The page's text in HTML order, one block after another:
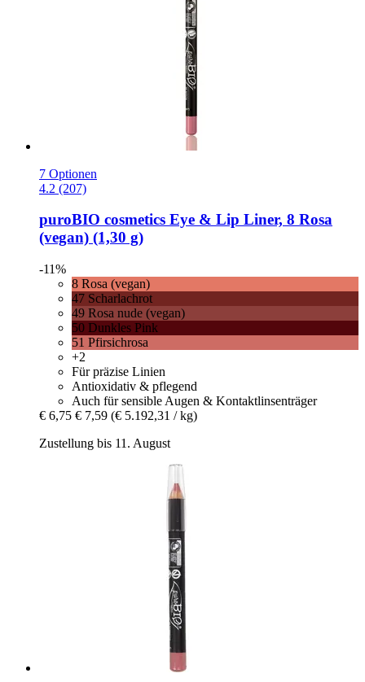
7 Optionen
4.2 (207)
puroBIO cosmetics Eye & Lip Liner, 8 Rosa
(vegan) (1,30 g)
-11%
8 Rosa (vegan)
47 Scharlachrot
49 Rosa nude (vegan)
50 Dunkles Pink
51 Pfirsichrosa
+2
Für präzise Linien
Antioxidativ & pflegend
Auch für sensible Augen & Kontaktlinsenträger
€ 6,75 € 7,59 (€ 5.192,31 / kg)
Zustellung bis 11. August